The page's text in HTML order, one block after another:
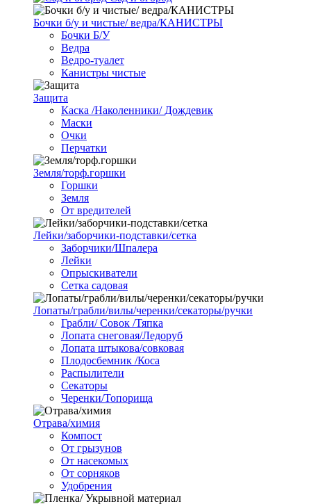
Бочки б/у и чистые/ ведра/КАНИСТРЫ
Бочки Б/У
Ведра
Ведро-туалет
Канистры чистые
Защита
Каска /Наколенники/ Дождевик
Маски
Очки
Перчатки
Земля/торф.горшки
Горшки
Земля
От вредителей
Лейки/заборчики-подставки/сетка
Заборчики/Шпалера
Лейки
Опрыскиватели
Сетка садовая
Лопаты/грабли/вилы/черенки/секаторы/ручки
Грабли/ Совок /Тяпка
Лопата снеговая/Ледоруб
Лопата штыкова/совковая
Плодосбемник /Коса
Распылители
Секаторы
Черенки/Топорища
Отрава/химия
Компост
От грызунов
От насекомых
От сорняков
Удобрения